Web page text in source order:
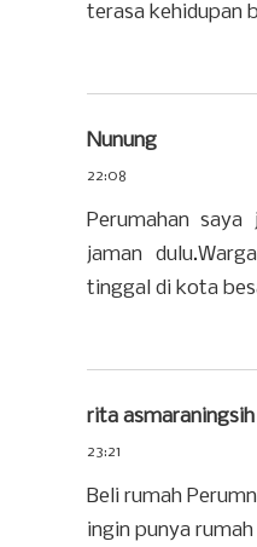
terasa kehidupan
Nunung
22:08
Perumahan saya
jaman
tinggal di kota
rita asmaraningsih
23:21
Beli rumah
ingin punya